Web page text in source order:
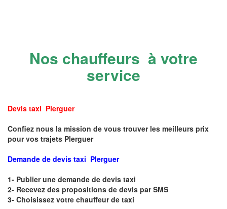
Nos chauffeurs à votre
service
Devis taxi Plerguer
Confiez nous la mission de vous trouver les meilleurs prix
pour vos trajets Plerguer
Demande de devis taxi Plerguer
1- Publier une demande de devis taxi
2- Recevez des propositions de devis par SMS
3- Choisissez votre chauffeur de taxi